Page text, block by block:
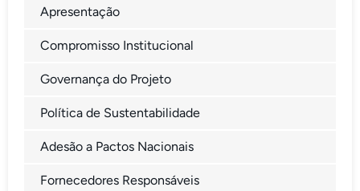
Apresentação
Compromisso Institucional
Governança do Projeto
Política de Sustentabilidade
Adesão a Pactos Nacionais
Fornecedores Responsáveis